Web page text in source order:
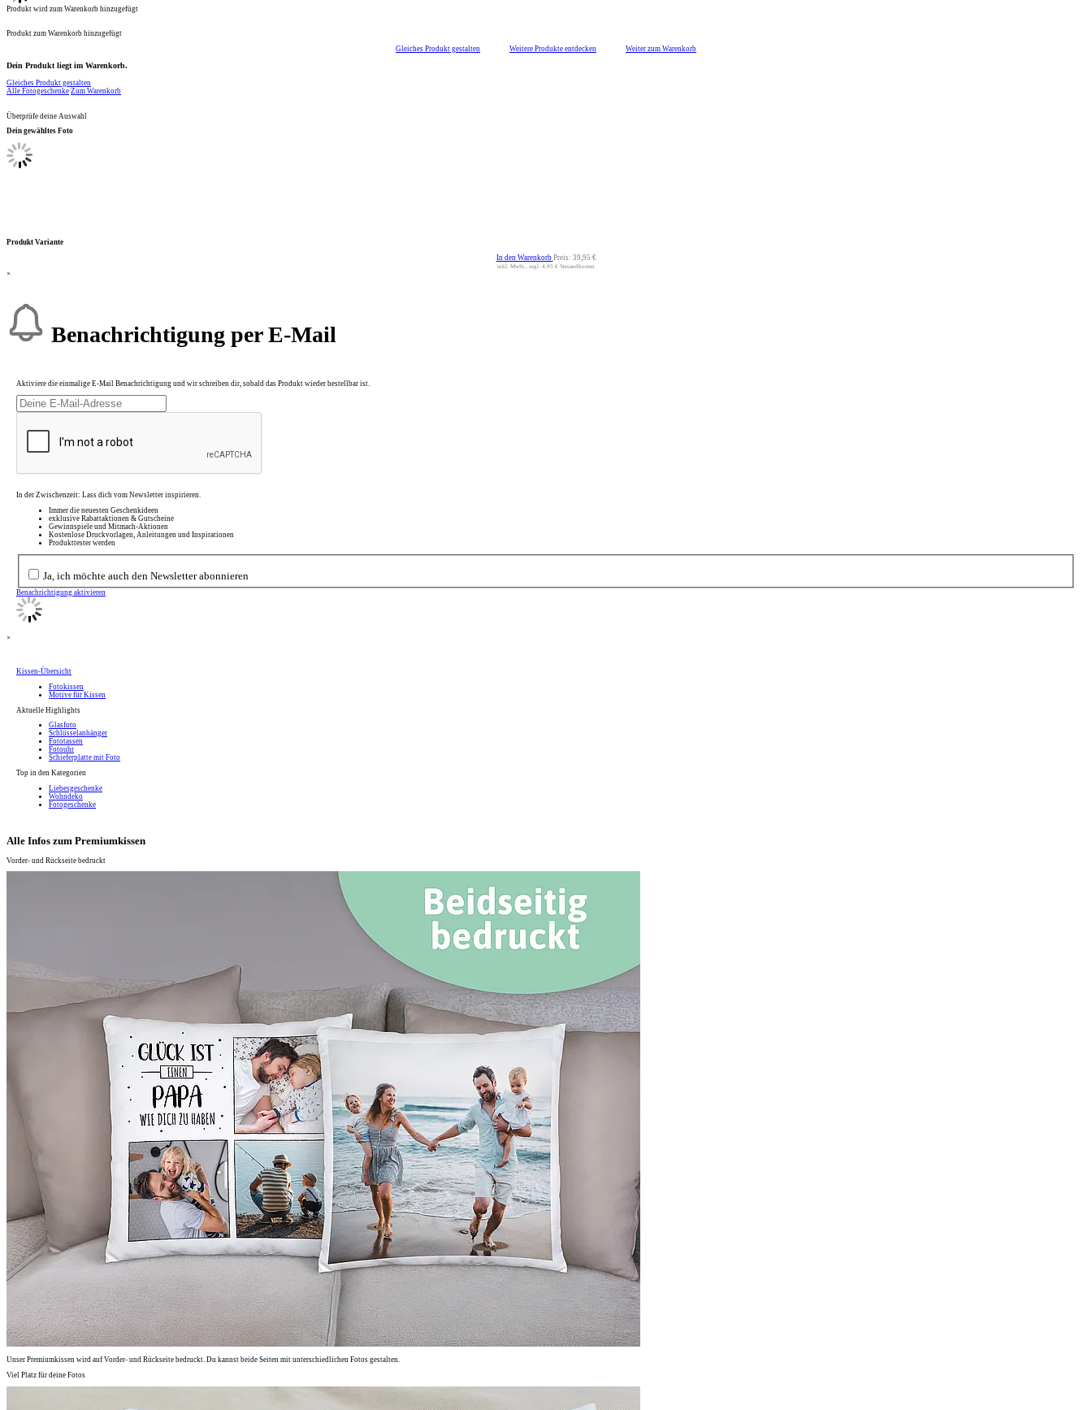
Produkt wird zum Warenkorb hinzugefügt
Produkt zum Warenkorb hinzugefügt
Gleiches Produkt gestalten
Weitere Produkte entdecken Weiter zum Warenkorb
Dein Produkt liegt im Warenkorb.
Gleiches Produkt gestalten
Alle Fotogeschenke Zum Warenkorb
Überprüfe deine Auswahl
Dein gewähltes Foto
Produkt Variante
In den Warenkorb Preis: 39,95 €
inkl. MwSt., zzgl. 4,95 € Versandkosten
×
Benachrichtigung per E-Mail
Aktiviere die einmalige E-Mail Benachrichtigung und wir schreiben dir, sobald das Produkt wieder bestellbar ist.
In der Zwischenzeit: Lass dich vom Newsletter inspirieren.
Immer die neuesten Geschenkideen
exklusive Rabattaktionen & Gutscheine
Gewinnspiele und Mitmach-Aktionen
Kostenlose Druckvorlagen, Anleitungen und Inspirationen
Produkttester werden
Ja, ich möchte auch den Newsletter abonnieren
Benachrichtigung aktivieren
×
Kissen-Übersicht
Fotokissen
Motive für Kissen
Aktuelle Highlights
Glasfoto
Schlüsselanhänger
Fototassen
Fotouhr
Schieferplatte mit Foto
Top in den Kategorien
Liebesgeschenke
Wohndeko
Fotogeschenke
Alle Infos zum Premiumkissen
Vorder- und Rückseite bedruckt
Unser Premiumkissen wird auf Vorder- und Rückseite bedruckt. Du kannst beide Seiten mit unterschiedlichen Fotos gestalten.
Viel Platz für deine Fotos